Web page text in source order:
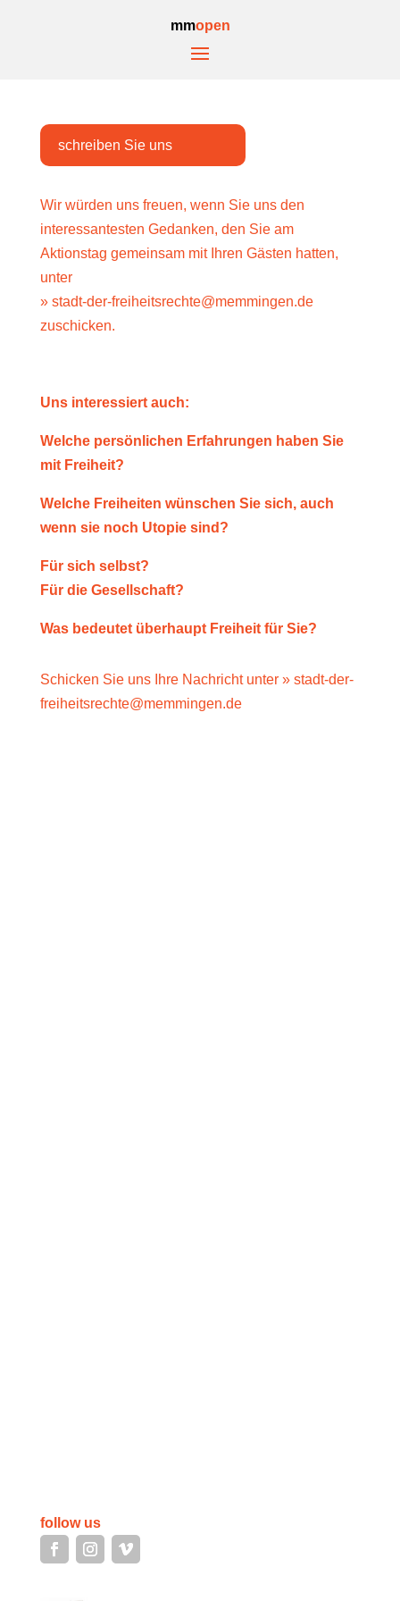
mmopen
schreiben Sie uns
Wir würden uns freuen, wenn Sie uns den
interessantesten Gedanken, den Sie am
Aktionstag gemeinsam mit Ihren Gästen hatten,
unter
» stadt-der-freiheitsrechte@memmingen.de​
zuschicken.
Uns interessiert auch:
Welche persönlichen Erfahrungen haben Sie
mit Freiheit?
Welche Freiheiten wünschen Sie sich, auch
wenn sie noch Utopie sind?
Für sich selbst?
Für die Gesellschaft?
Was bedeutet überhaupt Freiheit für Sie?
Schicken Sie uns Ihre Nachricht unter » stadt-der-
freiheitsrechte@memmingen.de
follow us